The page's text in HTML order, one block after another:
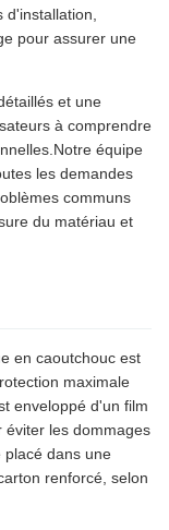
pour assurer une
et une
à comprendre
équipe
les demandes
communs
du matériau et
en caoutchouc est
maximale
enveloppé d'un film
éviter les dommages
placé dans une
renforcé, selon